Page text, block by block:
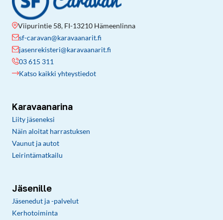
Viipurintie 58, FI-13210 Hämeenlinna
sf-caravan@karavaanarit.fi
jasenrekisteri@karavaanarit.fi
03 615 311
Katso kaikki yhteystiedot
Karavaanarina
Liity jäseneksi
Näin aloitat harrastuksen
Vaunut ja autot
Leirintämatkailu
Jäsenille
Jäsenedut ja -palvelut
Kerhotoiminta